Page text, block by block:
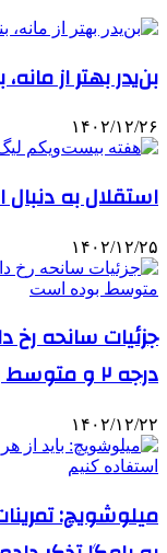
بن‌یدر بهتر از
۱۴۰۲/۱۲/۲۶
استقلال به
۱۴۰۲/۱۲/۲۵
جزئیات سانحه
درجه ۲ و متوسط بوده است
۱۴۰۲/۱۲/۲۲
میلوشویچ: